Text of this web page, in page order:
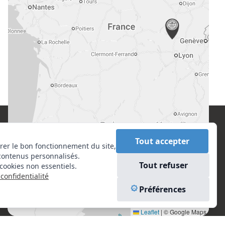
Leaflet | © Google Maps
le bon fonctionnement du site,
personnalisés.
non essentiels.
Tout accepter
Tout refuser
Préférences
Centre National de l’Expertise (CNE)
20 rue Henri Regnault, 75008 Paris
EN SAVOIR PLUS
Liens utiles
Vu à la Télé
Mentions légales